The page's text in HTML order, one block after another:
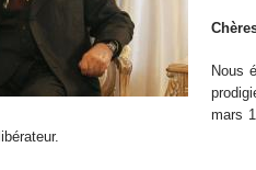
Nous
mars